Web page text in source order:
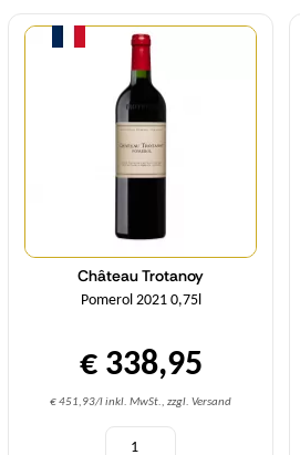
Château Trotanoy
Pomerol 2021 0,75l
€ 338,95
€ 451,93/l inkl. MwSt., zzgl. Versand
Menge